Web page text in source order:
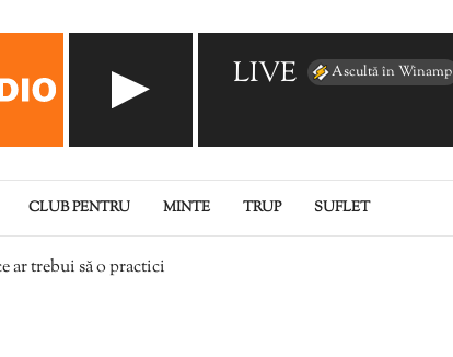
LIVE Ascultă în Winamp
CLUB PENTRU MINTE TRUP SUFLET
ar trebui să o practici